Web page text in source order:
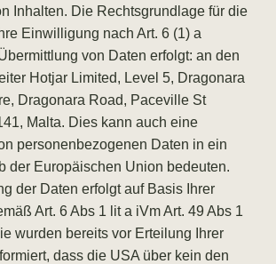
Inhalten. Die Rechtsgrundlage für die
Einwilligung nach Art. 6 (1) a
von Daten erfolgt: an den
Hotjar Limited, Level 5, Dragonara
Dragonara Road, Paceville St
Malta. Dies kann auch eine
personenbezogenen Daten in ein
der Europäischen Union bedeuten.
der Daten erfolgt auf Basis Ihrer
Art. 6 Abs 1 lit a iVm Art. 49 Abs 1
wurden bereits vor Erteilung Ihrer
dass die USA über kein den